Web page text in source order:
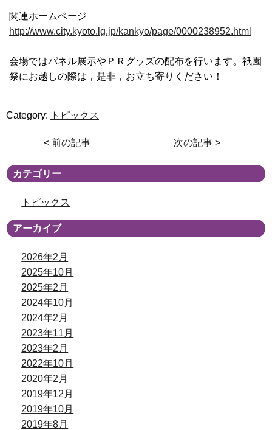
関連ホームページ
http://www.city.kyoto.lg.jp/kankyo/page/0000238952.html
会場ではパネル展示やＰＲグッズの配布を行います。祇園
祭にお越しの際は，是非，お立ち寄りください！
Category: トピックス
< 前の記事 次の記事 >
カテゴリー
トピックス
アーカイブ
2026年2月
2025年10月
2025年2月
2024年10月
2024年2月
2023年11月
2023年2月
2022年10月
2020年2月
2019年12月
2019年10月
2019年8月